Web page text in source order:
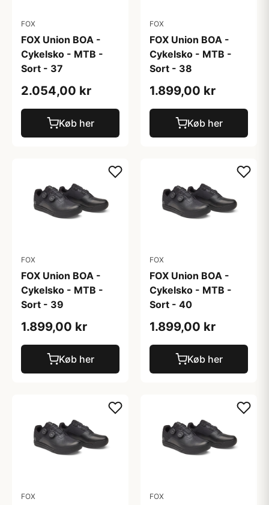
FOX
FOX Union BOA -
Cykelsko - MTB -
Sort - 37
2.054,00 kr
Køb her
FOX
FOX Union BOA -
Cykelsko - MTB -
Sort - 38
1.899,00 kr
Køb her
FOX
FOX Union BOA -
Cykelsko - MTB -
Sort - 39
1.899,00 kr
Køb her
FOX
FOX Union BOA -
Cykelsko - MTB -
Sort - 40
1.899,00 kr
Køb her
FOX FOX